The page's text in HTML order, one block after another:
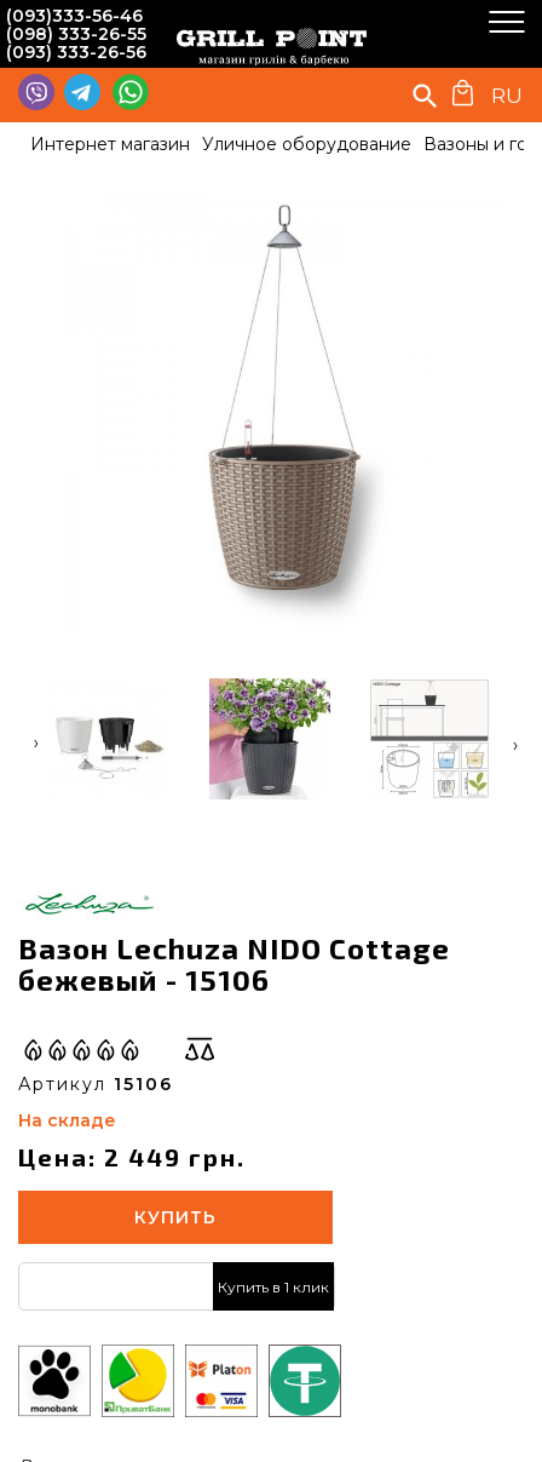
(093)333-56-46
(098) 333-26-55
(093) 333-26-56
RU
Интернет магазин Уличное оборудование Вазоны и
‹ ›
Вазон Lechuza NIDO Cottage
бежевый - 15106
Артикул 15106
На складе
Цена: 2 449 грн.
КУПИТЬ
Купить в 1 клик